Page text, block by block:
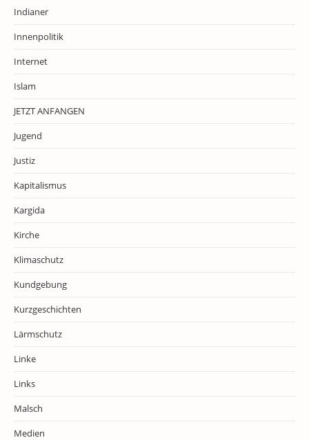
Indianer
Innenpolitik
Internet
Islam
JETZT ANFANGEN
Jugend
Justiz
Kapitalismus
Kargida
Kirche
Klimaschutz
Kundgebung
Kurzgeschichten
Lärmschutz
Linke
Links
Malsch
Medien